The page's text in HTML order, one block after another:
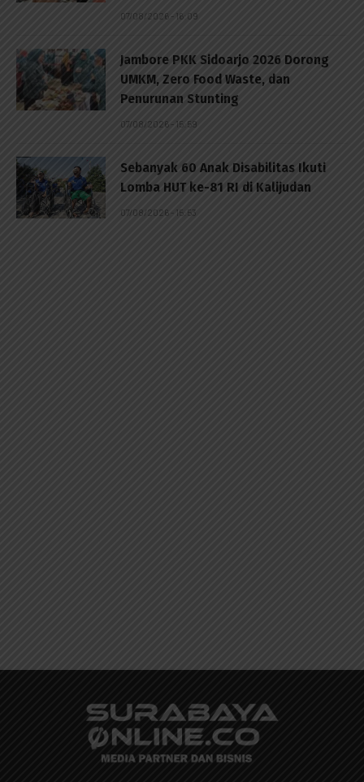
07/08/2026 - 16:09
Jambore PKK Sidoarjo 2026 Dorong
UMKM, Zero Food Waste, dan
Penurunan Stunting
07/08/2026 - 15:59
Sebanyak 60 Anak Disabilitas Ikuti
Lomba HUT ke-81 RI di Kalijudan
07/08/2026 - 15:53